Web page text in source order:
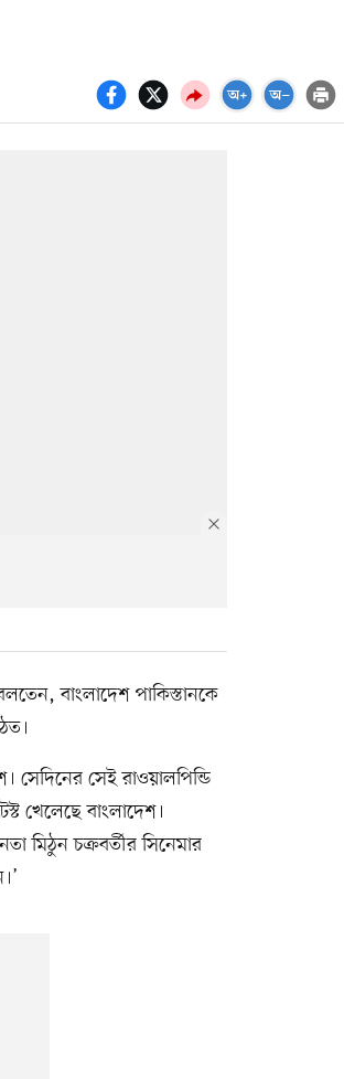
বাংলাদেশ পাকিস্তানকে
সেদিনের সেই রাওয়ালপিন্ডি
খেলেছে বাংলাদেশ।
মিঠুন চক্রবর্তীর সিনেমার